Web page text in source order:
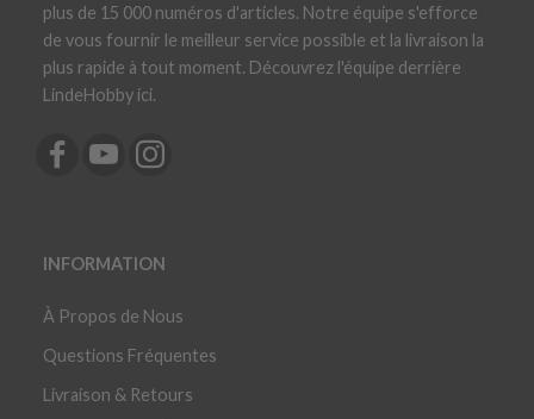
plus de 15 000 numéros d'articles. Notre équipe s'efforce
de vous fournir le meilleur service possible et la livraison la
plus rapide à tout moment. Découvrez l'équipe derrière
LindeHobby ici.
INFORMATION
À Propos de Nous
Questions Fréquentes
Livraison & Retours